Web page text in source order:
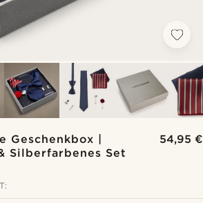
Geschenkbox |
Silberfarbenes Set
54,95 €